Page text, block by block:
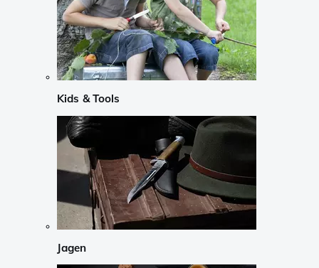
Kids & Tools
Jagen